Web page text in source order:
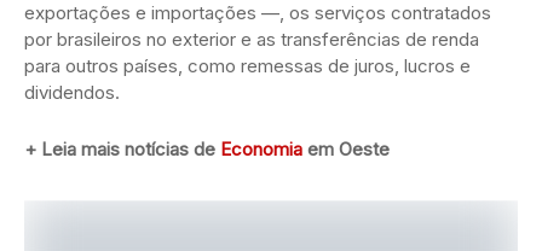
exportações e importações —, os serviços contratados
por brasileiros no exterior e as transferências de renda
para outros países, como remessas de juros, lucros e
dividendos.
+ Leia mais notícias de Economia em Oeste